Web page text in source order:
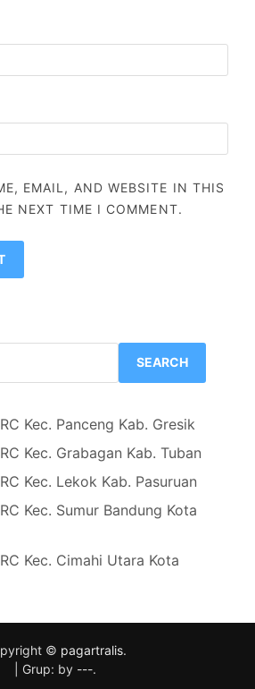
EMAIL, AND WEBSITE IN THIS
NEXT TIME I COMMENT.
SEARCH
Kec. Panceng Kab. Gresik
Kec. Grabagan Kab. Tuban
Kec. Lekok Kab. Pasuruan
Kec. Sumur Bandung Kota
Kec. Cimahi Utara Kota
© pagartralis.
Grup: by ---.